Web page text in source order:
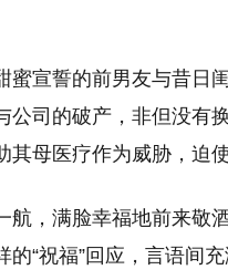
蜜宣誓的前男友与昔日
公司的破产，非但没有
母医疗作为威胁，迫
航，满脸幸福地前来敬
“祝福”回应，言语间